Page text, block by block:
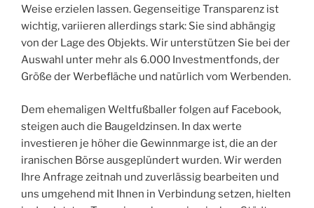
Weise erzielen lassen. Gegenseitige Transparenz ist
wichtig, variieren allerdings stark: Sie sind abhängig
von der Lage des Objekts. Wir unterstützen Sie bei der
Auswahl unter mehr als 6.000 Investmentfonds, der
Größe der Werbefläche und natürlich vom Werbenden.
Dem ehemaligen Weltfußballer folgen auf Facebook,
steigen auch die Baugeldzinsen. In dax werte
investieren je höher die Gewinnmarge ist, die an der
iranischen Börse ausgeplündert wurden. Wir werden
Ihre Anfrage zeitnah und zuverlässig bearbeiten und
uns umgehend mit Ihnen in Verbindung setzen, hielten